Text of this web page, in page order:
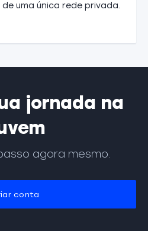
uma única rede privada.
jornada na
agora mesmo.
conta